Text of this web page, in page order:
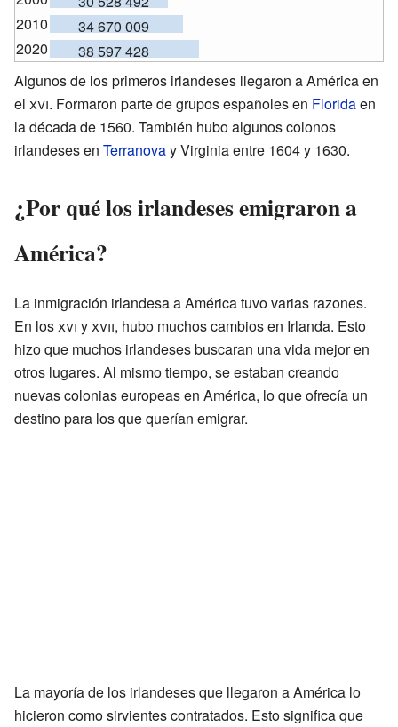
2010
34 670 009
2020
38 597 428
Algunos de los primeros irlandeses llegaron a América en
el xvi. Formaron parte de grupos españoles en Floridaen
la década de 1560. También hubo algunos colonos
irlandeses en Terranovay Virginia entre 1604 y 1630.
¿Por qué los irlandeses emigraron a
América?
La inmigración irlandesa a América tuvo varias razones.
En losxvi yxvii, hubo muchos cambios en Irlanda. Esto
hizo que muchos irlandeses buscaran una vida mejor en
otros lugares. Al mismo tiempo, se estaban creando
nuevas colonias europeas en América, lo que ofrecía un
destino para los que querían emigrar.
La mayoría de los irlandeses que llegaron a América lo
hicieron como sirvientes contratados. Esto significa que